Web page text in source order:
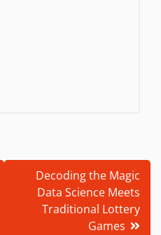
Decoding the Magic
Data Science Meets
Traditional Lottery
Games